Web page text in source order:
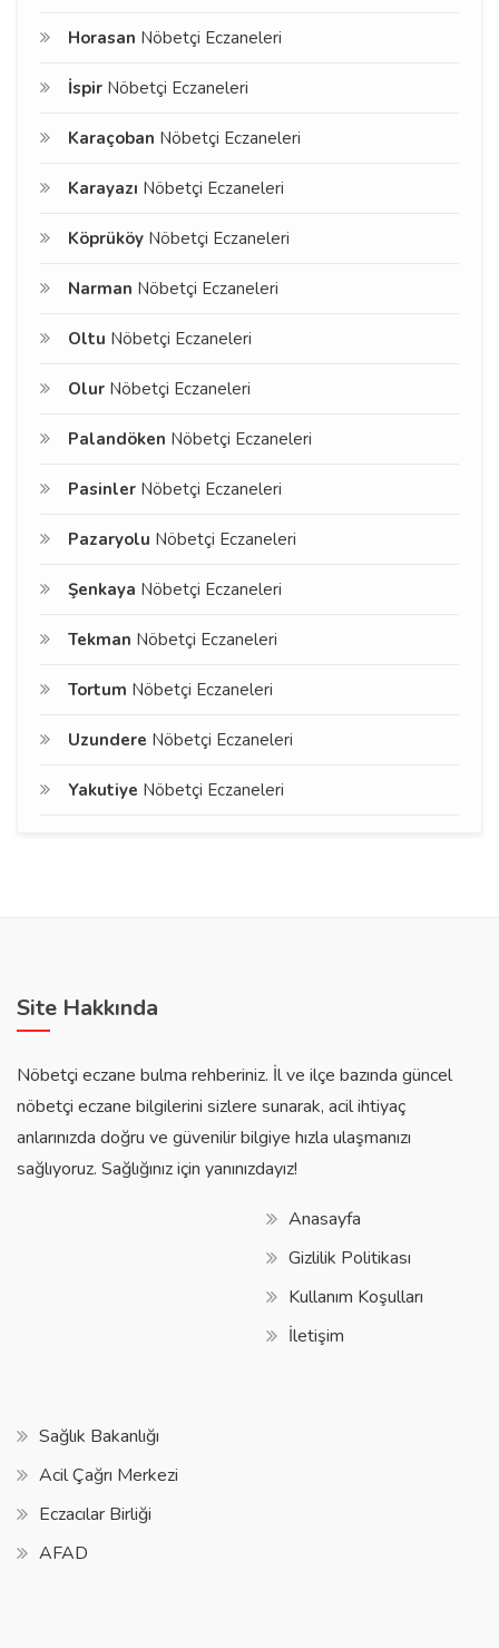
Horasan Nöbetçi Eczaneleri
İspir Nöbetçi Eczaneleri
Karaçoban Nöbetçi Eczaneleri
Karayazı Nöbetçi Eczaneleri
Köprüköy Nöbetçi Eczaneleri
Narman Nöbetçi Eczaneleri
Oltu Nöbetçi Eczaneleri
Olur Nöbetçi Eczaneleri
Palandöken Nöbetçi Eczaneleri
Pasinler Nöbetçi Eczaneleri
Pazaryolu Nöbetçi Eczaneleri
Şenkaya Nöbetçi Eczaneleri
Tekman Nöbetçi Eczaneleri
Tortum Nöbetçi Eczaneleri
Uzundere Nöbetçi Eczaneleri
Yakutiye Nöbetçi Eczaneleri
Site Hakkında
Nöbetçi eczane bulma rehberiniz. İl ve ilçe bazında güncel
nöbetçi eczane bilgilerini sizlere sunarak, acil ihtiyaç
anlarınızda doğru ve güvenilir bilgiye hızla ulaşmanızı
sağlıyoruz. Sağlığınız için yanınızdayız!
Anasayfa
Gizlilik Politikası
Kullanım Koşulları
İletişim
Sağlık Bakanlığı
Acil Çağrı Merkezi
Eczacılar Birliği
AFAD